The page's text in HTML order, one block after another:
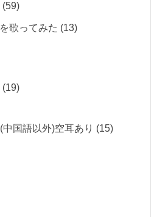
(59)
歌ってみた (13)
(19)
国語以外)空耳あり (15)